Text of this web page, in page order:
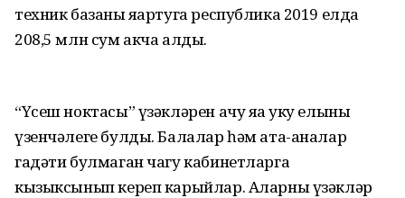
техник базаны яңартуга республика 2019 елда
208,5 млн сум акча алды.
“Үсеш ноктасы” үзәкләрен ачу яңа уку елының
үзенчәлеге булды. Балалар һәм ата-аналар
гадәти булмаган чагу кабинетларга
кызыксынып кереп карыйлар. Аларны үзәкләр